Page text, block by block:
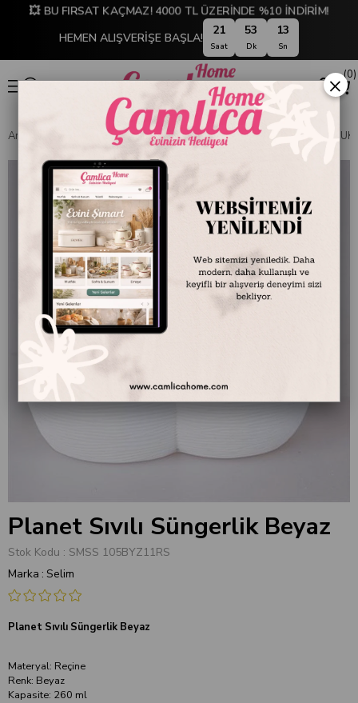
💥 BU FIRSAT KAÇMAZ! 4000 TL ÜZERİNDE %10 İNDİRİM!
HEMEN ALIŞVERİŞE BAŞLA!
21
Saat
53
Dk
13
Sn
0
Anasayfa SOFRA & MUTFAK SAKLAMA & DÜZENLEME SABUNLUK
Planet Sıvılı Süngerlik Beyaz
Stok Kodu
SMSS 105BYZ11RS
Marka : Selim
Planet Sıvılı Süngerlik Beyaz
Materyal: Reçine
Renk: Beyaz
Kapasite: 260 ml
×